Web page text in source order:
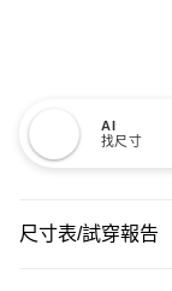
AI
找尺寸
尺寸表/試穿報告